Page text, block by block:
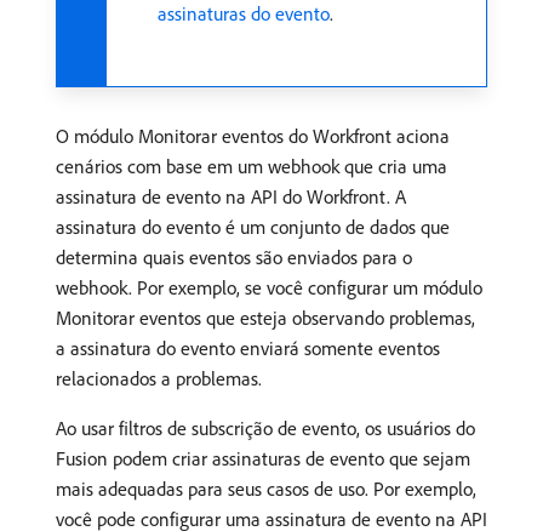
assinaturas do evento.
O módulo Monitorar eventos do Workfront aciona
cenários com base em um webhook que cria uma
assinatura de evento na API do Workfront. A
assinatura do evento é um conjunto de dados que
determina quais eventos são enviados para o
webhook. Por exemplo, se você configurar um módulo
Monitorar eventos que esteja observando problemas,
a assinatura do evento enviará somente eventos
relacionados a problemas.
Ao usar filtros de subscrição de evento, os usuários do
Fusion podem criar assinaturas de evento que sejam
mais adequadas para seus casos de uso. Por exemplo,
você pode configurar uma assinatura de evento na API